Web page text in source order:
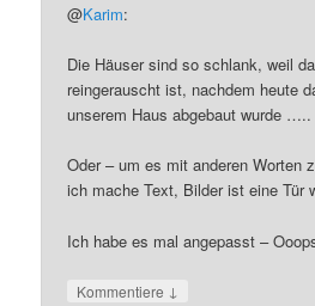
@Karim:
Die Häuser sind so schlank, weil
reingerauscht ist, nachdem heute
unserem Haus abgebaut wurde …..
Oder – um es mit anderen Worten
ich mache Text, Bilder ist eine Tür
Ich habe es mal angepasst –
Kommentiere ↓